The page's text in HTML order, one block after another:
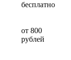
бесплатно
от 800
рублей